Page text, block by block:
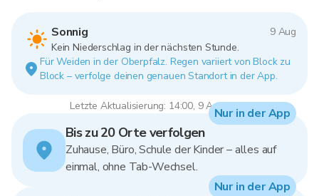
Sonnig
9 Aug
Kein Niederschlag in der nächsten Stunde.
Für Weiden in der Oberpfalz. Regen variiert von Block zu
Block – verfolge deinen genauen Standort in der App.
Letzte Aktualisierung: 14:00, 9 Aug 2026
Bis zu 20 Orte verfolgen
Zuhause, Büro, Schule der Kinder – alles auf
einmal, ohne Tab-Wechsel.
Nur in der App
Nur in der App